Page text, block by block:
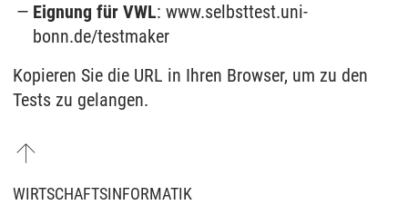
Eignung für VWL: www.selbsttest.uni-
bonn.de/testmaker
Kopieren Sie die URL in Ihren Browser, um zu den
Tests zu gelangen.
WIRTSCHAFTSINFORMATIK